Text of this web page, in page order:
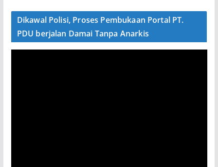
Dikawal Polisi, Proses Pembukaan Portal PT.
PDU berjalan Damai Tanpa Anarkis